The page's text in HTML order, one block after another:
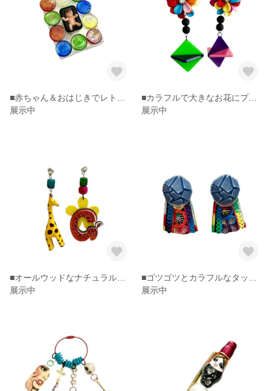
展示中
■カラフルで大きなお花にプランプラン大ぶりピアス。
展示中
展示中
展示中